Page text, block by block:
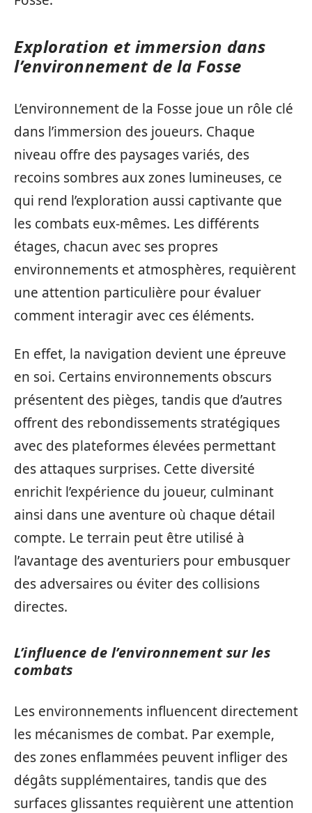
Exploration et immersion dans
l’environnement de la Fosse
L’environnement de la Fosse joue un rôle clé
dans l’immersion des joueurs. Chaque
niveau offre des paysages variés, des
recoins sombres aux zones lumineuses, ce
qui rend l’exploration aussi captivante que
les combats eux-mêmes. Les différents
étages, chacun avec ses propres
environnements et atmosphères, requièrent
une attention particulière pour évaluer
comment interagir avec ces éléments.
En effet, la navigation devient une épreuve
en soi. Certains environnements obscurs
présentent des pièges, tandis que d’autres
offrent des rebondissements stratégiques
avec des plateformes élevées permettant
des attaques surprises. Cette diversité
enrichit l’expérience du joueur, culminant
ainsi dans une aventure où chaque détail
compte. Le terrain peut être utilisé à
l’avantage des aventuriers pour embusquer
des adversaires ou éviter des collisions
directes.
L’influence de l’environnement sur les
combats
Les environnements influencent directement
les mécanismes de combat. Par exemple,
des zones enflammées peuvent infliger des
dégâts supplémentaires, tandis que des
surfaces glissantes requièrent une attention